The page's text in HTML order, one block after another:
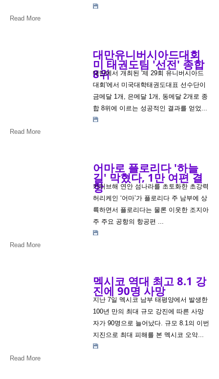
Read More
대만유니버시아드대회
미 태권도팀 '선전' 종합
8위
대만에서 개최된 '제 29회 유니버시아드
대회'에서 미국대학태권도대표 선수단이
금메달 1개, 은메달 1개, 동메달 2개로 종
합 8위에 이르는 성공적인 결과를 얻었...
Read More
어마로 플로리다 '하늘
길' 막혔다, 1만 여편 결
항
카리브해 연안 섬나라를 초토화한 초강력
허리케인 ‘어마’가 플로리다 주 남부에 상
륙하면서 플로리다는 물론 이웃한 조지아
주 주요 공항의 항공편 ...
Read More
멕시코 역대 최고 8.1 강
진에 90명 사망
지난 7일 멕시코 남부 태평양에서 발생한
100년 만의 최대 규모 강진에 따른 사망
자가 90명으로 늘어났다. 규모 8.1의 이번
지진으로 최대 피해를 본 멕시코 오악...
Read More